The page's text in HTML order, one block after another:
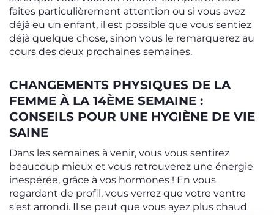
faites particulièrement attention ou si vous avez
déjà eu un enfant, il est possible que vous sentiez
déjà quelque chose, sinon vous le remarquerez au
cours des deux prochaines semaines.
CHANGEMENTS PHYSIQUES DE LA
FEMME À LA 14ÈME SEMAINE :
CONSEILS POUR UNE HYGIÈNE DE VIE
SAINE
Dans les semaines à venir, vous vous sentirez
beaucoup mieux et vous retrouverez une énergie
inespérée, grâce à vos hormones ! En vous
regardant de profil, vous verrez que votre ventre
s'est arrondi. Il se peut que vous ayez plus chaud